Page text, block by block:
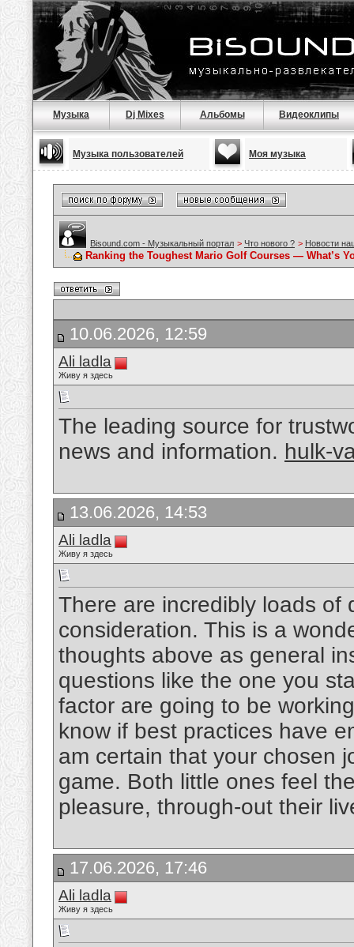
Музыка Dj Mixes Альбомы Видеоклипы
Музыка пользователей Моя музыка
Bisound.com - Музыкальный портал > Что нового ? > Новости
Ranking the Toughest Mario Golf Courses — What’s
10.06.2026, 12:59
Ali ladla
Живу я здесь
The leading source for
news and information. hulk-
13.06.2026, 14:53
Ali ladla
Живу я здесь
There are incredibly loads of
consideration. This is a
thoughts above as general
questions like the one you
factor are going to be
know if best practices have
am certain that your chosen
game. Both little ones feel
pleasure, through-out their
17.06.2026, 17:46
Ali ladla
Живу я здесь